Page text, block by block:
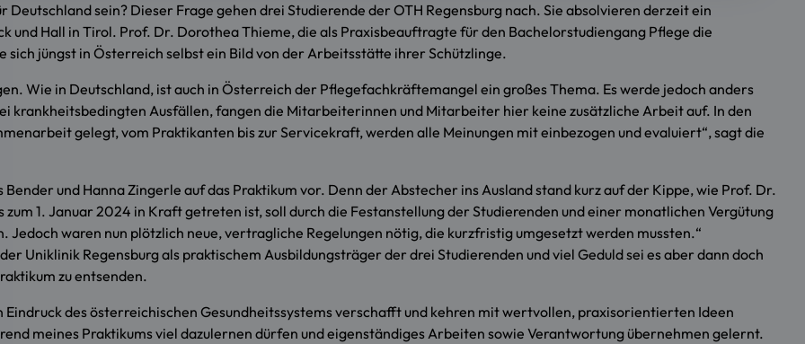
sein? Dieser Frage gehen drei Studierende der OTH Regensburg nach. Sie absolvieren derzeit ein
und Hall in Tirol. Prof. Dr. Dorothea Thieme, die als Praxisbeauftragte für den Bachelorstudiengang Pflege die
jüngst in Österreich selbst ein Bild von der Arbeitsstätte ihrer Schützlinge.
Wie in Deutschland, ist auch in Österreich der Pflegefachkräftemangel ein großes Thema. Es werde jedoch anders
krankheitsbedingten Ausfällen, fangen die Mitarbeiterinnen und Mitarbeiter hier keine zusätzliche Arbeit auf. In den
gelegt, vom Praktikanten bis zur Servicekraft, werden alle Meinungen mit einbezogen und evaluiert“, sagt die
Bender und Hanna Zingerle auf das Praktikum vor. Denn der Abstecher ins Ausland stand kurz auf der Kippe, wie Prof. Dr.
zum 1. Januar 2024 in Kraft getreten ist, soll durch die Festanstellung der Studierenden und einer monatlichen Vergütung
Jedoch waren nun plötzlich neue, vertragliche Regelungen nötig, die kurzfristig umgesetzt werden mussten.“
Uniklinik Regensburg als praktischem Ausbildungsträger der drei Studierenden und viel Geduld sei es aber dann doch
zu entsenden.
Eindruck des österreichischen Gesundheitssystems verschafft und kehren mit wertvollen, praxisorientierten Ideen
meines Praktikums viel dazulernen dürfen und eigenständiges Arbeiten sowie Verantwortung übernehmen gelernt.